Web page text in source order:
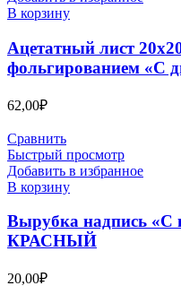
В корзину
Ацетатный лист
фольгированием «С
62,00₽
Сравнить
Быстрый просмотр
Добавить в избранное
В корзину
Вырубка надпись «С
КРАСНЫЙ
20,00₽